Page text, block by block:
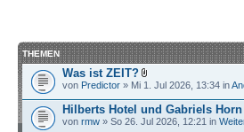
THEMEN
Was ist ZEIT?
von Predictor » Mi 1. Jul 2026, 13:34 in
Hilberts Hotel und Gabriels Horn
von rmw » So 26. Jul 2026, 12:21 in